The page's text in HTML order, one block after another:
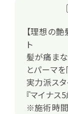
【理想の
ト
髪が痛ま
とパーマ
実力派スタ
『マイナ
※施術時間